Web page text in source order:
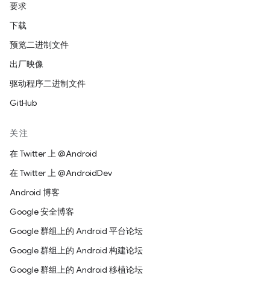
要求
下载
预览二进制文件
出厂映像
驱动程序二进制文件
GitHub
关注
在 Twitter 上 @Android
在 Twitter 上 @AndroidDev
Android 博客
Google 安全博客
Google 群组上的 Android 平台论坛
Google 群组上的 Android 构建论坛
Google 群组上的 Android 移植论坛